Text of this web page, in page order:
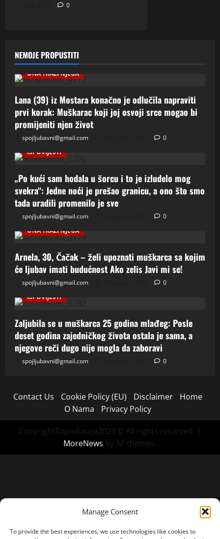
Manage Consent
To provide the best experiences, we use technologies like cookies to
0
NEMOJE PROPUSTITI
ONA TRAZI NJEGA
Lana (39) iz Mostara konačno je odlučila napraviti
prvi korak: Muškarac koji joj osvoji srce mogao bi
promijeniti njen život
spojljubavni@gmail.com
0
ISPOVIJESTI
„Po kući sam hodala u šorcu i to je izludelo mog
svekra“: Jedne noći je prešao granicu, a ono što smo
tada uradili promenilo je sve
spojljubavni@gmail.com
0
ONA TRAZI NJEGA
Arnela, 30, Čačak – želi upoznati muškarca sa kojim
će ljubav imati budućnost Ako zelis Javi mi se!
spojljubavni@gmail.com
0
ISPOVIJESTI
Zaljubila se u muškarca 25 godina mlađeg: Posle
deset godina zajedničkog života ostala je sama, a
njegove reči dugo nije mogla da zaboravi
spojljubavni@gmail.com 0
Contact Us Cookie Policy (EU) Disclaimer
Home
O Nama
Privacy Policy
CopyrightTopinforaja2024 © All rights reserved. |
MoreNews by AF themes.